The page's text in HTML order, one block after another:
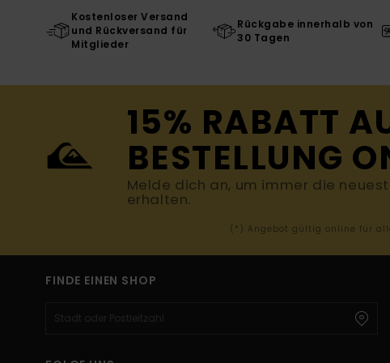
Kostenloser Versand
und Rückversand für
Mitglieder
Rückgabe innerhalb von
30 Tagen
15% RABATT
BESTELLUNG
Melde dich an, um immer die
erhalten.
(*) Angebot gültig online für
FINDE EINEN SHOP